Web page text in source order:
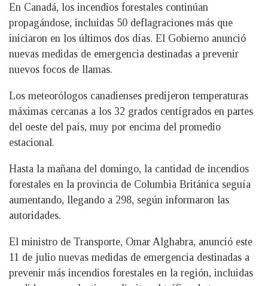
En Canadá, los incendios forestales continúan
propagándose, incluidas 50 deflagraciones más que
iniciaron en los últimos dos días. El Gobierno anunció
nuevas medidas de emergencia destinadas a prevenir
nuevos focos de llamas.
Los meteorólogos canadienses predijeron temperaturas
máximas cercanas a los 32 grados centígrados en partes
del oeste del país, muy por encima del promedio
estacional.
Hasta la mañana del domingo, la cantidad de incendios
forestales en la provincia de Columbia Británica seguía
aumentando, llegando a 298, según informaron las
autoridades.
El ministro de Transporte, Omar Alghabra, anunció este
11 de julio nuevas medidas de emergencia destinadas a
prevenir más incendios forestales en la región, incluidas